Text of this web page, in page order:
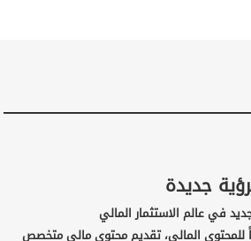
جديدة
في عالم الاستثمار المالي
للمحتوى المالي، تقديم محتوى مالي متخصص